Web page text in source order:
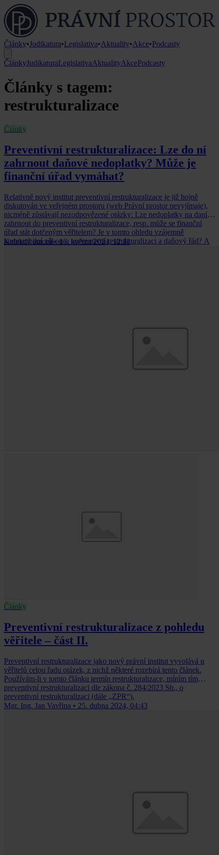
Články•Judikatura•Legislativa•Aktuality•Akce•Podcasty
ČlánkyJudikaturaLegislativaAktualityAkcePodcasty
Články s tagem:
restrukturalizace
Články
Preventivní restrukturalizace: Lze do ní
zahrnout daňové nedoplatky? Může je
finanční úřad vymáhat?
Relativně nový institut preventivní restrukturalizace je již hojně
diskutován ve veřejném prostoru (web Právní prostor nevyjímaje),
nicméně zůstávají nezodpovězené otázky: Lze nedoplatky na daních
zahrnout do preventivní restrukturalizace, resp. může se finanční
úřad stát dotčeným věřitelem? Je v tomto ohledu vzájemně
kompatibilní zákon o preventivní restrukturalizaci a daňový řád? A
Kolektiv autorů • 16. května 2024, 12:11
Články
Preventivní restrukturalizace z pohledu
věřitele – část II.
Preventivní restrukturalizace jako nový právní institut vyvolává u
věřitelů celou řadu otázek, z nichž některé rozebírá tento článek.
Používám-li v tomto článku termín restrukturalizace, míním tím
preventivní restrukturalizaci dle zákona č. 284/2023 Sb., o
preventivní restrukturalizaci (dále „ZPR“).
Mgr. Ing. Jan Vavřina • 25. dubna 2024, 04:43